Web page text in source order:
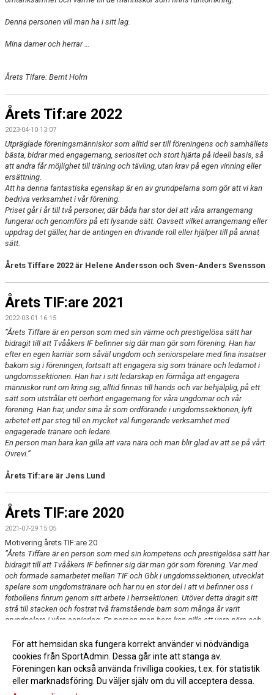
Denna personen vill man ha i sitt lag.
Mina damer och herrar …
Årets Tifare: Bernt Holm
Årets Tif:are 2022
2023-04-10 13:07
Utpräglade föreningsmänniskor som alltid ser till föreningens och samhällets
bästa, bidrar med engagemang, seriositet och stort hjärta på ideell basis, så
att andra får möjlighet till träning och tävling, utan krav på egen vinning eller
ersättning.
Att ha denna fantastiska egenskap är en av grundpelarna som gör att vi kan
bedriva verksamhet i vår förening.
Priset går i år till två personer, där båda har stor del att våra arrangemang
fungerar och genomförs på ett lysande sätt. Oavsett vilket arrangemang eller
uppdrag det gäller, har de antingen en drivande roll eller hjälper till på annat
sätt.
Årets Tiffare 2022 är Helene Andersson och Sven-Anders Svensson
Årets TIF:are 2021
2022-03-01 16:15
”Årets Tiffare är en person som med sin värme och prestigelösa sätt har
bidragit till att Tvååkers IF befinner sig där man gör som förening. Han har
efter en egen karriär som såväl ungdom och seniorspelare med fina insatser
bakom sig i föreningen, fortsatt att engagera sig som tränare och ledamot i
ungdomssektionen. Han har i sitt ledarskap en förmåga att engagera
människor runt om kring sig, alltid finnas till hands och var behjälplig, på ett
sätt som utstrålar ett oerhört engagemang för våra ungdomar och vår
förening. Han har, under sina år som ordförande i ungdomssektionen, lyft
arbetet ett par steg till en mycket väl fungerande verksamhet med
engagerade tränare och ledare.
En person man bara kan gilla att vara nära och man blir glad av att se på vårt
Övrevi.”
Årets Tif:are är Jens Lund
Årets TIF:are 2020
2021-07-29 15:05
Motivering årets TIF:are 20
”Årets Tiffare är en person som med sin kompetens och prestigelösa sätt har
bidragit till att Tvååkers IF befinner sig där man gör som förening. Var med
och formade samarbetet mellan TIF och Gbk i ungdomssektionen, utvecklat
spelare som ungdomstränare och har nu en stor del i att vi befinner oss i
fotbollens finrum genom sitt arbete i herrsektionen. Utöver detta dragit sitt
strå till stacken och fostrat två framstående barn som många år varit
grundpelare i våra seniorlag. En person man bara kan gilla att vara nära och
Årets Tif:are är Ulf Persson
För att hemsidan ska fungera korrekt använder vi nödvändiga
cookies från SportAdmin. Dessa går inte att stänga av.
Föreningen kan också använda frivilliga cookies, t.ex. för statistik
eller marknadsföring. Du väljer själv om du vill acceptera dessa.